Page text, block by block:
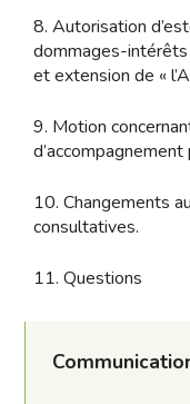
8. Autorisation
dommages-
et extension de «
9. Motion
10. Changements
consultatives.
11. Questions